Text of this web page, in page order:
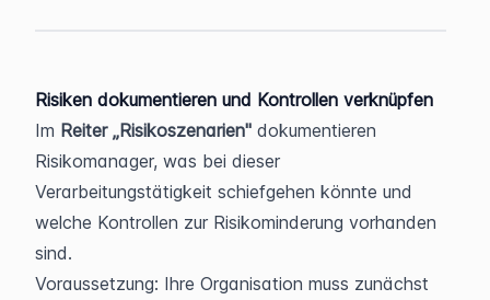
Risiken dokumentieren und Kontrollen verknüpfen
Im Reiter „Risikoszenarien" dokumentieren
Risikomanager, was bei dieser
Verarbeitungstätigkeit schiefgehen könnte und
welche Kontrollen zur Risikominderung vorhanden
sind.
Voraussetzung: Ihre Organisation muss zunächst